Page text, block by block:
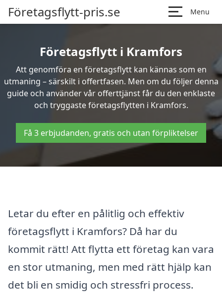
Företagsflytt-pris.se Menu
Företagsflytt i Kramfors
Att genomföra en företagsflytt kan kännas som en
utmaning – särskilt i offertfasen. Men om du följer denna
guide och använder vår offerttjänst får du den enklaste
och tryggaste företagsflytten i Kramfors.
Få 3 erbjudanden, gratis och utan förpliktelser
Letar du efter en pålitlig och effektiv
företagsflytt i Kramfors? Då har du
kommit rätt! Att flytta ett företag kan vara
en stor utmaning, men med rätt hjälp kan
det bli en smidig och stressfri process.